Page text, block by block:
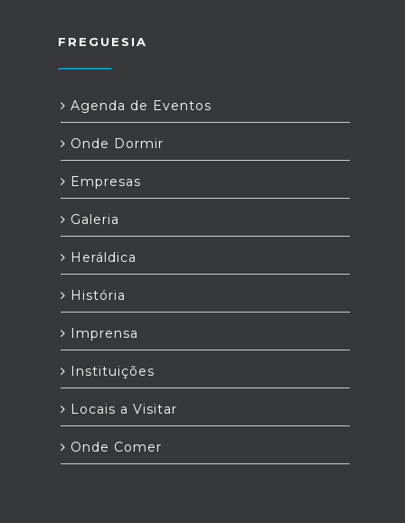
FREGUESIA
Agenda de Eventos
Onde Dormir
Empresas
Galeria
Heráldica
História
Imprensa
Instituições
Locais a Visitar
Onde Comer